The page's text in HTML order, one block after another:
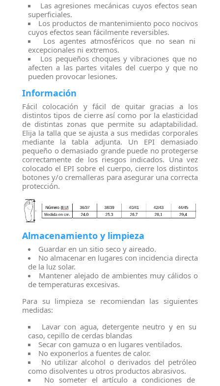
Las agresiones mecánicas cuyos efectos sean
superficiales.
Los productos de mantenimiento poco nocivos
cuyos efectos sean fácilmente reversibles.
Los agentes atmosféricos que no sean ni
excepcionales ni extremos.
Los pequeños choques y vibraciones que no
afecten a las partes vitales del cuerpo y que no
pueden provocar lesiones.
Información
Fácil colocación y fácil de quitar gracias a los
distintos tipos de cierre así como por la elasticidad
de distintas zonas que permite su adaptabilidad.
Elija la talla que se ajusta a sus medidas corporales
mediante la tabla adjunta. Un EPI demasiado
pequeño o demasiado grande puede no protegerse
correctamente de los riesgos indicados. Una vez
colocado el EPI sobre el cuerpo, cierre los distintos
botones y/o cremalleras para asegurar una correcta
protección.
Almacenamiento y limpieza
Guardar en un sitio seco y aireado.
No almacenar en lugares con incidencia directa
de la luz solar.
Mantener alejado de ambientes muy cálidos o
de temperaturas excesivas.
Para su limpieza se recomiendan las siguientes
medidas:
Lavar con agua, detergente neutro y en su
caso, cepillo de cerdas blandas
Secar con gamuza o en lugares ventilados.
No exponerlos a fuentes de calor.
No utilizar alcohol o derivados del petróleo
como disolventes u otros productos abrasivos.
No someter el artículo a condiciones de